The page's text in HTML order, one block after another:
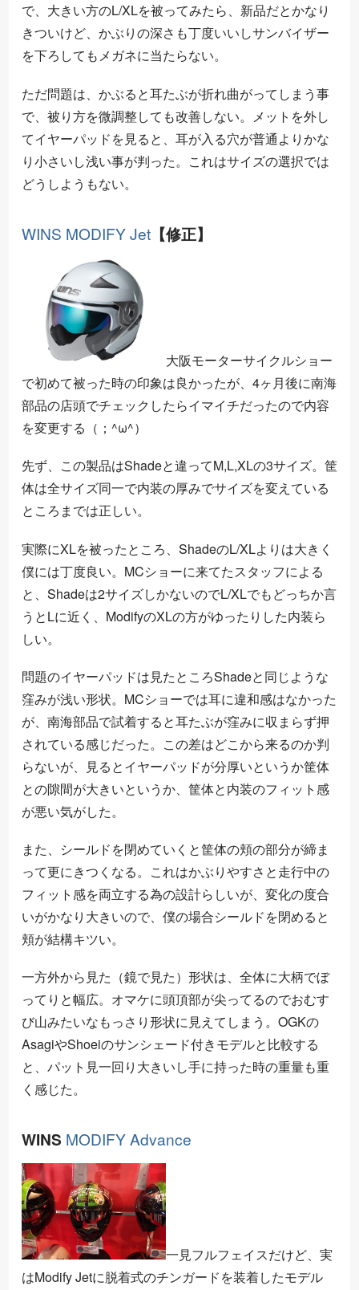
で、大きい方のL/XLを被ってみたら、新品だとかなり
きついけど、かぶりの深さも丁度いいしサンバイザー
を下ろしてもメガネに当たらない。
ただ問題は、かぶると耳たぶが折れ曲がってしまう事
で、被り方を微調整しても改善しない。メットを外し
てイヤーパッドを見ると、耳が入る穴が普通よりかな
り小さいし浅い事が判った。これはサイズの選択では
どうしようもない。
WINS MODIFY Jet【修正】
大阪モーターサイクルショー
で初めて被った時の印象は良かったが、4ヶ月後に南海
部品の店頭でチェックしたらイマイチだったので内容
を変更する（；^ω^）
先ず、この製品はShadeと違ってM,L,XLの3サイズ。筐
体は全サイズ同一で内装の厚みでサイズを変えている
ところまでは正しい。
実際にXLを被ったところ、ShadeのL/XLよりは大きく
僕には丁度良い。MCショーに来てたスタッフによる
と、Shadeは2サイズしかないのでL/XLでもどっちか言
うとLに近く、ModifyのXLの方がゆったりした内装ら
しい。
問題のイヤーパッドは見たところShadeと同じような
窪みが浅い形状。MCショーでは耳に違和感はなかった
が、南海部品で試着すると耳たぶが窪みに収まらず押
されている感じだった。この差はどこから来るのか判
らないが、見るとイヤーパッドが分厚いというか筐体
との隙間が大きいというか、筐体と内装のフィット感
が悪い気がした。
また、シールドを閉めていくと筐体の頬の部分が締ま
って更にきつくなる。これはかぶりやすさと走行中の
フィット感を両立する為の設計らしいが、変化の度合
いがかなり大きいので、僕の場合シールドを閉めると
頬が結構キツい。
一方外から見た（鏡で見た）形状は、全体に大柄でぼ
ってりと幅広。オマケに頭頂部が尖ってるのでおむす
び山みたいなもっさり形状に見えてしまう。OGKの
AsagiやShoeiのサンシェード付きモデルと比較する
と、パット見一回り大きいし手に持った時の重量も重
く感じた。
WINS MODIFY Advance
一見フルフェイスだけど、実
はModify Jetに脱着式のチンガードを装着したモデル